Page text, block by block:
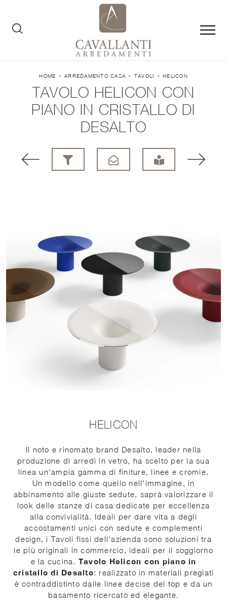
HOME - ARREDAMENTO CASA - TAVOLI - HELICON
TAVOLO HELICON CON
PIANO IN CRISTALLO DI
DESALTO
HELICON
Il noto e rinomato brand Desalto, leader nella
produzione di arredi in vetro, ha scelto per la sua
linea un'ampia gamma di finiture, linee e cromie.
Un modello come quello nell'immagine, in
abbinamento alle giuste sedute, saprà valorizzare il
look delle stanze di casa dedicate per eccellenza
alla convivialità. Ideali per dare vita a degli
accostamenti unici con sedute e complementi
design, i Tavoli fissi dell'azienda sono soluzioni tra
le più originali in commercio, ideali per il soggiorno
e la cucina. Tavolo Helicon con piano in
cristallo di Desalto: realizzato in materiali pregiati
è contraddistinto dalle linee decise del top e da un
basamento ricercato ed elegante.